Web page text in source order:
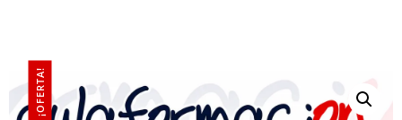
¡OFERTA!